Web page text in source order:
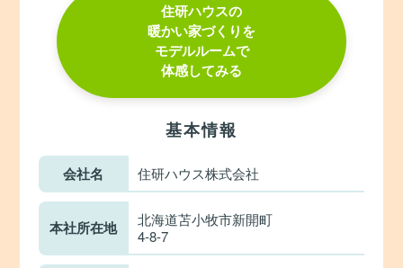
住研ハウスの
暖かい家づくりを
モデルルームで
体感してみる
基本情報
会社名 住研ハウス株式会社
本社所在地
北海道苫小牧市新開町
4-8-7